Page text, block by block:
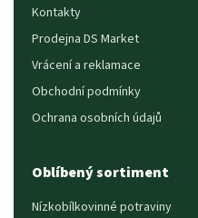
Kontakty
Prodejna DS Market
Vrácení a reklamace
Obchodní podmínky
Ochrana osobních údajů
Oblíbený sortiment
Nízkobílkovinné potraviny